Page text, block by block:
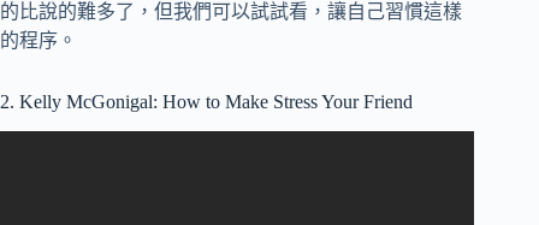
的比說的難多了，但我們可以試試看，讓自己習慣這樣
的程序。
2. Kelly McGonigal: How to Make Stress Your Friend